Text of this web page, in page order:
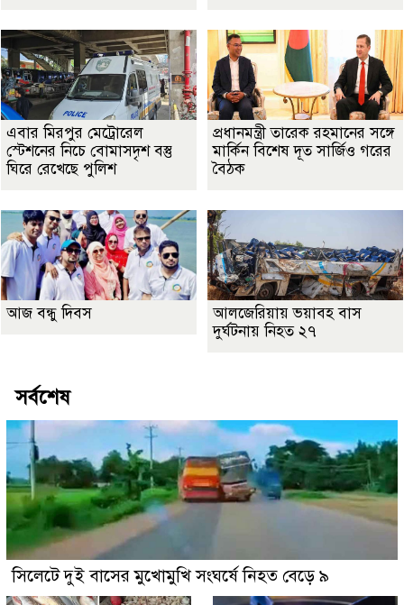
এবার মিরপুর মেট্রোরেল
স্টেশনের নিচে বোমাসদৃশ বস্তু
ঘিরে রেখেছে পুলিশ
প্রধানমন্ত্রী তারেক রহমানের সঙ্গে
মার্কিন বিশেষ দূত সার্জিও গরের
বৈঠক
আজ বন্ধু দিবস
আলজেরিয়ায় ভয়াবহ বাস
দুর্ঘটনায় নিহত ২৭
সর্বশেষ
সিলেটে দুই বাসের মুখোমুখি সংঘর্ষে নিহত বেড়ে ৯